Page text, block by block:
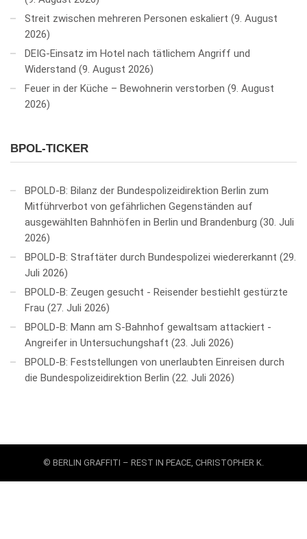
Streit zwischen mehreren Personen eskaliert 9. August
2026
DEIG-Einsatz im Hotel nach tätlichem Angriff und
Widerstand 9. August 2026
Feuer in der Küche – Bewohnerin verstorben 9. August
2026
BPOL-TICKER
BPOLD-B: Bilanz der Bundespolizeidirektion Berlin zum
Mitführverbot von gefährlichen Gegenständen auf
ausgewählten Bahnhöfen in Berlin und Brandenburg 30. Juli
2026
BPOLD-B: Straftäter durch Bundespolizei wiedererkannt 29.
Juli 2026
BPOLD-B: Zeugen gesucht - Reisender bestiehlt gestürzte
Frau 27. Juli 2026
BPOLD-B: Mann am S-Bahnhof gewaltsam attackiert -
Angreifer in Untersuchungshaft 23. Juli 2026
BPOLD-B: Feststellungen von unerlaubten Einreisen durch
die Bundespolizeidirektion Berlin 22. Juli 2026
© BERLIN GRAFFITI – REST IN PEACE, CHRISTOPHER K.